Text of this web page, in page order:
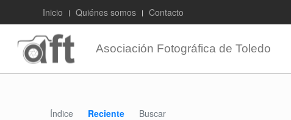
Inicio Quiénes somos Contacto
Asociación Fotográfica de Toledo
Índice Reciente Buscar